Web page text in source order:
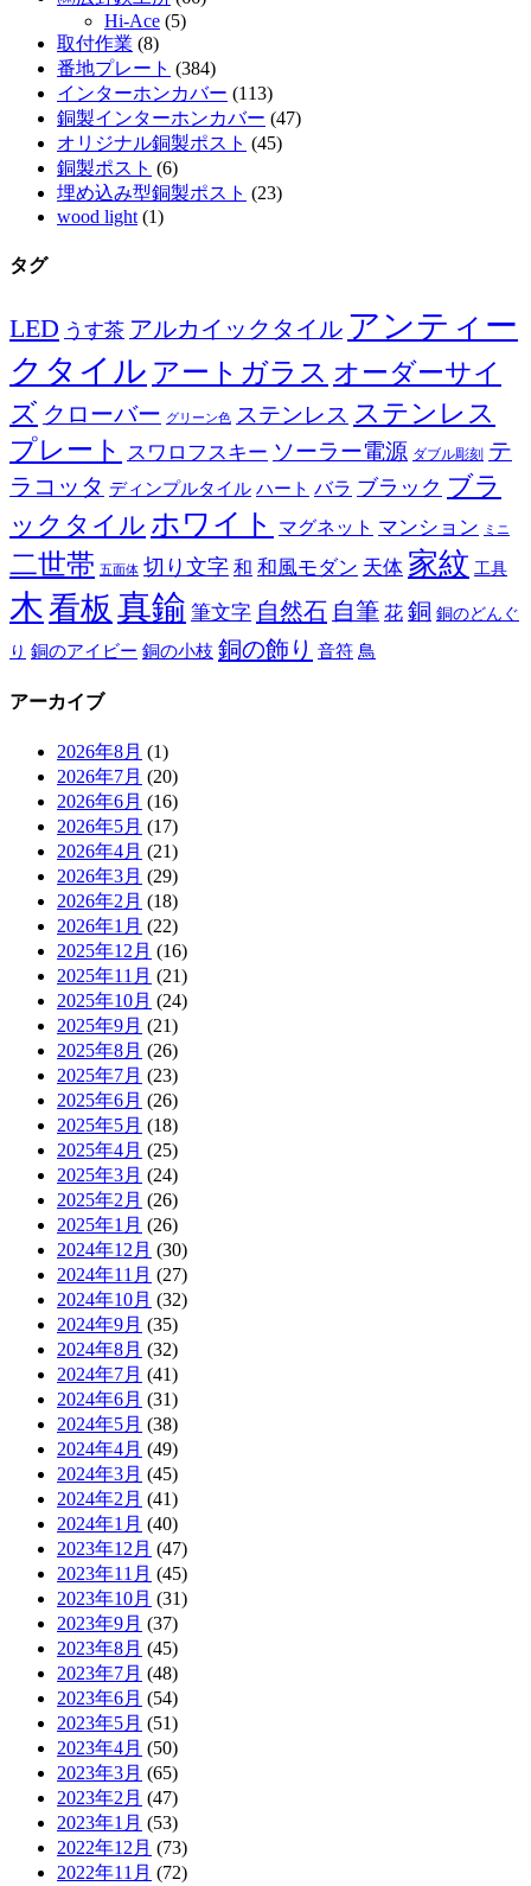
Hi-Ace (5)
取付作業 (8)
番地プレート (384)
インターホンカバー (113)
銅製インターホンカバー (47)
オリジナル銅製ポスト (45)
銅製ポスト (6)
埋め込み型銅製ポスト (23)
wood light (1)
タグ
LED うす茶 アルカイックタイル アンティー
クタイル アートガラス オーダーサイ
ズ クローバー グリーン色 ステンレス ステンレス
プレート スワロフスキー ソーラー電源 ダブル彫刻 テ
ラコッタ ディンプルタイル ハート バラ ブラック ブラ
ックタイル ホワイト マグネット マンション ミニ
二世帯 五面体 切り文字 和 和風モダン 天体 家紋 工具
木看板 真鍮 筆文字 自然石 自筆 花 銅 銅のどんぐ
り 銅のアイビー 銅の小枝 銅の飾り 音符 鳥
アーカイブ
2026年8月 (1)
2026年7月 (20)
2026年6月 (16)
2026年5月 (17)
2026年4月 (21)
2026年3月 (29)
2026年2月 (18)
2026年1月 (22)
2025年12月 (16)
2025年11月 (21)
2025年10月 (24)
2025年9月 (21)
2025年8月 (26)
2025年7月 (23)
2025年6月 (26)
2025年5月 (18)
2025年4月 (25)
2025年3月 (24)
2025年2月 (26)
2025年1月 (26)
2024年12月 (30)
2024年11月 (27)
2024年10月 (32)
2024年9月 (35)
2024年8月 (32)
2024年7月 (41)
2024年6月 (31)
2024年5月 (38)
2024年4月 (49)
2024年3月 (45)
2024年2月 (41)
2024年1月 (40)
2023年12月 (47)
2023年11月 (45)
2023年10月 (31)
2023年9月 (37)
2023年8月 (45)
2023年7月 (48)
2023年6月 (54)
2023年5月 (51)
2023年4月 (50)
2023年3月 (65)
2023年2月 (47)
2023年1月 (53)
2022年12月 (73)
2022年11月 (72)